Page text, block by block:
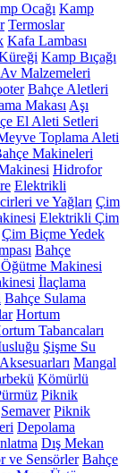
Ocağı Kamp
Termoslar
Kafa Lambası
Kamp Bıçağı
Malzemeleri
Bahçe Aletleri
Makası Aşı
El Aleti Setleri
Toplama Aleti
Makineleri
Hidrofor
Elektrikli
ve Yağları Çim
Elektrikli Çim
Çim Biçme Yedek
Bahçe
Makinesi
İlaçlama
Bahçe Sulama
Hortum
Tabancaları
Şişme Su
Mangal
Kömürlü
Piknik
Semaver Piknik
Depolama
Dış Mekan
ve Sensörler Bahçe